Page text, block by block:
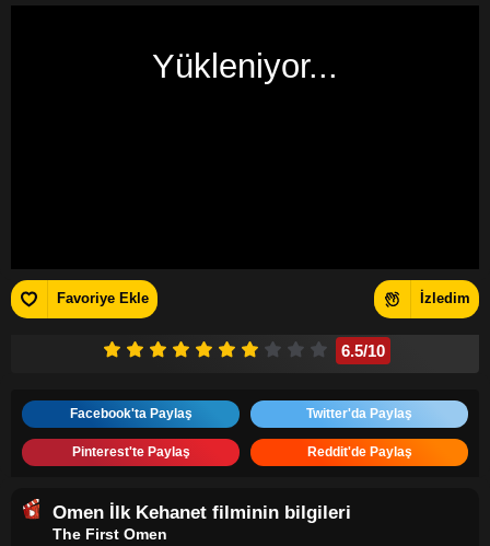
Yükleniyor...
Favoriye Ekle İzledim
6.5/10
Facebook'ta Paylaş Twitter'da Paylaş
Pinterest'te Paylaş Reddit'de Paylaş
Omen İlk Kehanet filminin bilgileri
The First Omen